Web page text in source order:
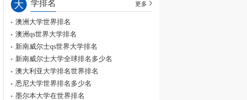
大 学排名 更多
澳洲大学世界排名
澳洲qs世界大学排名
新南威尔士qs世界大学排名
新南威尔士大学全球排名多少名
澳大利亚大学排名世界排名
悉尼大学世界排名多少名
墨尔本大学在世界排名